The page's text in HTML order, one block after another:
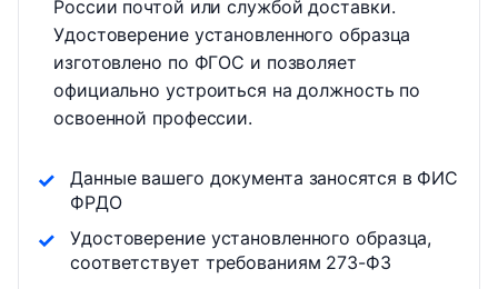
России почтой или службой доставки.
Удостоверение установленного образца
изготовлено по ФГОС и позволяет
официально устроиться на должность по
освоенной профессии.
Данные вашего документа заносятся в ФИС
ФРДО
Удостоверение установленного образца,
соответствует требованиям 273-ФЗ